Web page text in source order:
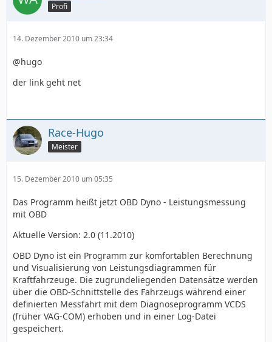
Profi
14. Dezember 2010 um 23:34
@hugo
der link geht net
Race-Hugo
Meister
15. Dezember 2010 um 05:35
Das Programm heißt jetzt OBD Dyno - Leistungsmessung
mit OBD
Aktuelle Version: 2.0 (11.2010)
OBD Dyno ist ein Programm zur komfortablen Berechnung
und Visualisierung von Leistungsdiagrammen für
Kraftfahrzeuge. Die zugrundeliegenden Datensätze werden
über die OBD-Schnittstelle des Fahrzeugs während einer
definierten Messfahrt mit dem Diagnoseprogramm VCDS
(früher VAG-COM) erhoben und in einer Log-Datei
gespeichert.